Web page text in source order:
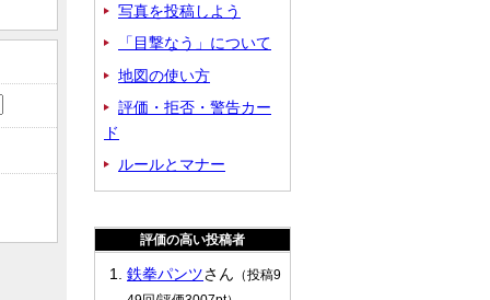
写真を投稿しよう
「目撃なう」について
地図の使い方
評価・拒否・警告カー
ド
ルールとマナー
評価の高い投稿者
鉄拳パンツさん （投稿9